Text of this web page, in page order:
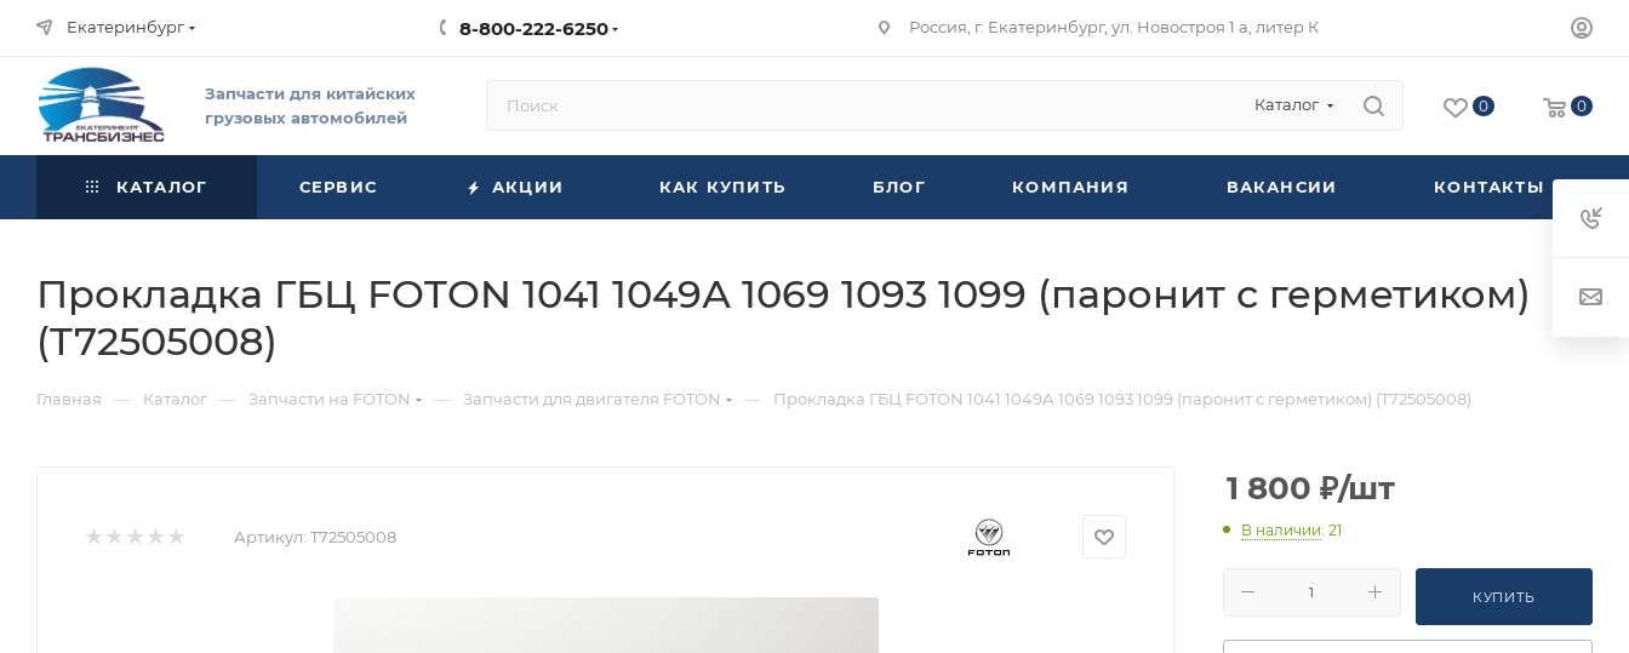
Екатеринбург 8-800-222-6250 Россия, г. Екатеринбург, ул. Новостроя 1 а, литер К
Запчасти для китайских
грузовых автомобилей
Каталог 0 0
КАТАЛОГ СЕРВИС АКЦИИ КАК КУПИТЬ БЛОГ КОМПАНИЯ ВАКАНСИИ КОНТАКТЫ
Прокладка ГБЦ FOTON 1041 1049А 1069 1093 1099 (паронит с герметиком)
(T72505008)
Главная — Каталог — Запчасти на FOTON — Запчасти для двигателя FOTON — Прокладка ГБЦ FOTON 1041 1049А 1069 1093 1099 (паронит с герметиком) (T72505008)
Артикул: T72505008
1 800 ₽/шт
В наличии: 21
КУПИТЬ